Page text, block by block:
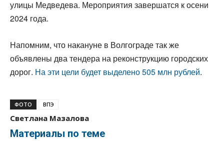
улицы Медведева. Мероприятия завершатся к осени
2024 года.
Напомним, что накануне в Волгограде так же
объявлены два тендера на реконструкцию городских
дорог. На эти цели будет выделено 505 млн рублей.
ФОТО ВПЭ
Светлана Мазалова
Материалы по теме